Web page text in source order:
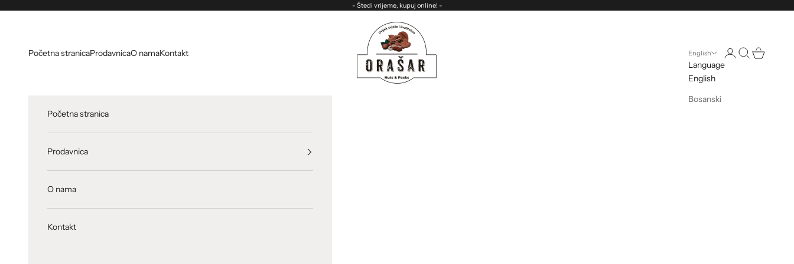
- Štedi vrijeme, kupuj online! -
ORASAR
Početna stranicaProdavnicaO namaKontakt English
Language
English
Bosanski
Open account page
Open search
Open cart
Početna stranica
Prodavnica
O nama
Kontakt